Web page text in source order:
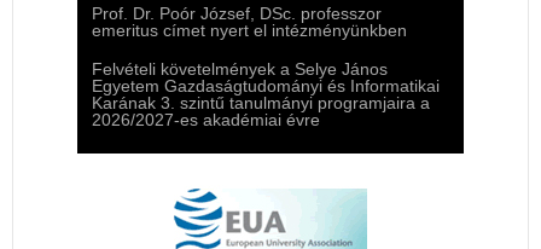
Prof. Dr. Poór József, DSc. professzor
emeritus címet nyert el intézményünkben
Felvételi követelmények a Selye János
Egyetem Gazdaságtudományi és Informatikai
Karának 3. szintű tanulmányi programjaira a
2026/2027-es akadémiai évre